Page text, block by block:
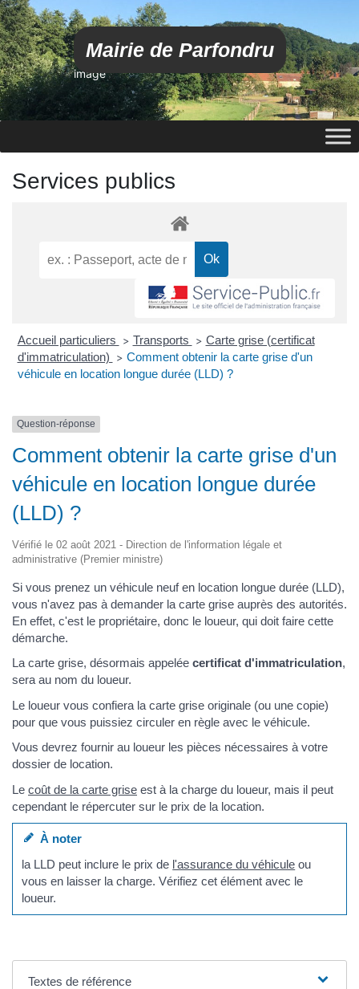
Mairie de Parfondru
image
Services publics
Accueil particuliers > Transports > Carte grise (certificat
d'immatriculation)
> Comment obtenir la carte grise d'un
véhicule en location longue durée (LLD) ?
Question-réponse
Comment obtenir la carte grise d'un
véhicule en location longue durée
(LLD) ?
Vérifié le 02 août 2021 - Direction de l'information légale et
administrative (Premier ministre)
Si vous prenez un véhicule neuf en location longue durée (LLD),
vous n'avez pas à demander la carte grise auprès des autorités.
En effet, c'est le propriétaire, donc le loueur, qui doit faire cette
démarche.
La carte grise, désormais appelée certificat d'immatriculation,
sera au nom du loueur.
Le loueur vous confiera la carte grise originale (ou une copie)
pour que vous puissiez circuler en règle avec le véhicule.
Vous devrez fournir au loueur les pièces nécessaires à votre
dossier de location.
Le coût de la carte grise est à la charge du loueur, mais il peut
cependant le répercuter sur le prix de la location.
À noter
la LLD peut inclure le prix de l'assurance du véhicule ou
vous en laisser la charge. Vérifiez cet élément avec le
loueur.
Textes de référence